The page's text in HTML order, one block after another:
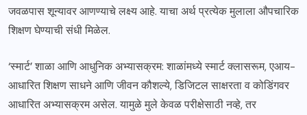
जवळपास शून्यावर आणण्याचे लक्ष्य आहे. याचा अर्थ प्रत्येक मुलाला औपचारिक
शिक्षण घेण्याची संधी मिळेल.
‘स्मार्ट’ शाळा आणि आधुनिक अभ्यासक्रम: शाळांमध्ये स्मार्ट क्लासरूम, एआय-
आधारित शिक्षण साधने आणि जीवन कौशल्ये, डिजिटल साक्षरता व कोडिंगवर
आधारित अभ्यासक्रम असेल. यामुळे मुले केवळ परीक्षेसाठी नव्हे, तर